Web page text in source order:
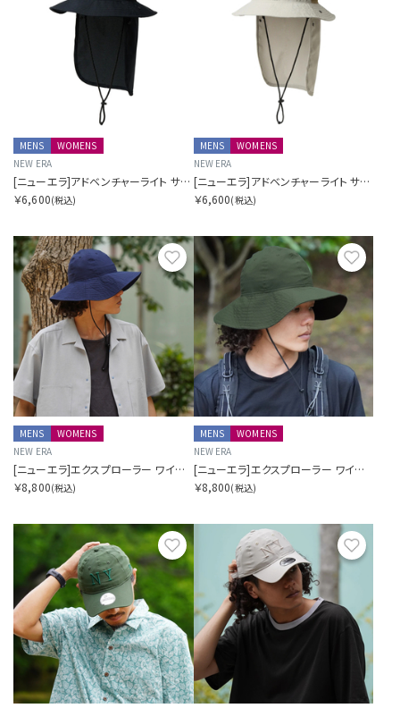
MENS
WOMENS
NEW ERA
[ニューエラ]アドベンチャーライト サンシェード Tech Air Dot Air ブラック ニューエラアウトドア
￥6,600(税込)
MENS
WOMENS
NEW ERA
[ニューエラ]アドベンチャーライト サンシェード Tech Air Dot Air ベージュ ニューエラアウトドア
￥6,600(税込)
お気に入り
MENS
WOMENS
NEW ERA
[ニューエラ]エクスプローラー ワイドブリム ドットエアー SORA別注 ネイビー
￥8,800(税込)
MENS
WOMENS
NEW ERA
[ニューエラ]エクスプローラー ワイドブリム ドットエアー SORA別注 Dグリーン
￥8,800(税込)
お気に入り